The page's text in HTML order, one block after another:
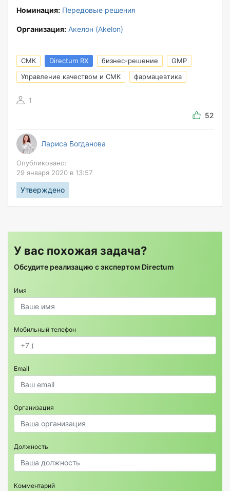
Номинация: Передовые решения
Организация: Акелон (Akelon)
СМК Directum RX бизнес-решение
GMP
Управление качеством и СМК
фармацевтика
1
52
Лариса Богданова
Опубликовано:
29 января 2020 в 13:57
Утверждено
У вас похожая задача?
Обсудите реализацию с экспертом Directum
Имя
Мобильный телефон
Email
Организация
Должность
Комментарий